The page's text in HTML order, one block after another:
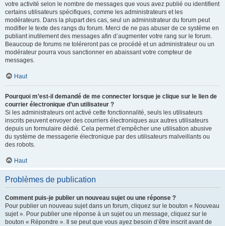
votre activité selon le nombre de messages que vous avez publié ou identifient
certains utilisateurs spécifiques, comme les administrateurs et les
modérateurs. Dans la plupart des cas, seul un administrateur du forum peut
modifier le texte des rangs du forum. Merci de ne pas abuser de ce système en
publiant inutilement des messages afin d’augmenter votre rang sur le forum.
Beaucoup de forums ne toléreront pas ce procédé et un administrateur ou un
modérateur pourra vous sanctionner en abaissant votre compteur de
messages.
Haut
Pourquoi m’est-il demandé de me connecter lorsque je clique sur le lien de
courrier électronique d’un utilisateur ?
Si les administrateurs ont activé cette fonctionnalité, seuls les utilisateurs
inscrits peuvent envoyer des courriers électroniques aux autres utilisateurs
depuis un formulaire dédié. Cela permet d’empêcher une utilisation abusive
du système de messagerie électronique par des utilisateurs malveillants ou
des robots.
Haut
Problèmes de publication
Comment puis-je publier un nouveau sujet ou une réponse ?
Pour publier un nouveau sujet dans un forum, cliquez sur le bouton « Nouveau
sujet ». Pour publier une réponse à un sujet ou un message, cliquez sur le
bouton « Répondre ». Il se peut que vous ayez besoin d’être inscrit avant de